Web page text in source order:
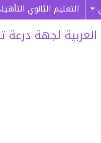
التعليم الثانوي
لجهة درعة